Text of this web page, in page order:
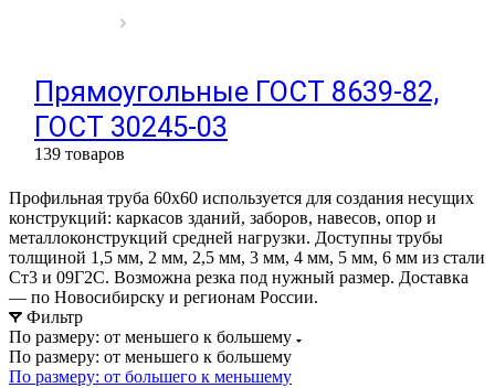
Прямоугольные ГОСТ 8639-82,
ГОСТ 30245-03
139 товаров
Профильная труба 60х60 используется для создания несущих
конструкций: каркасов зданий, заборов, навесов, опор и
металлоконструкций средней нагрузки. Доступны трубы
толщиной 1,5 мм, 2 мм, 2,5 мм, 3 мм, 4 мм, 5 мм, 6 мм из стали
Ст3 и 09Г2С. Возможна резка под нужный размер. Доставка
— по Новосибирску и регионам России.
Фильтр
По размеру: от меньшего к большему
По размеру: от меньшего к большему
По размеру: от большего к меньшему